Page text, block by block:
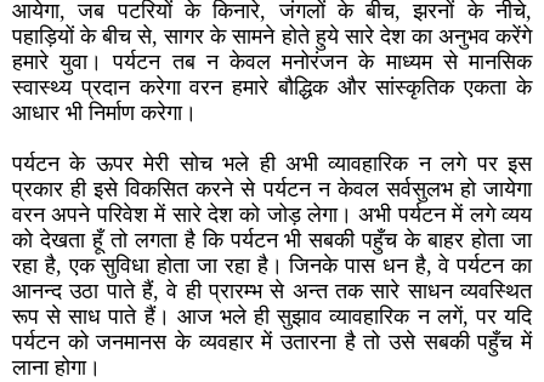
आयेगा, जब पटरियों के किनारे, जंगलों के बीच, झरनों के नीचे,
पहाड़ियों के बीच से, सागर के सामने होते हुये सारे देश का अनुभव करेंगे
हमारे युवा। पर्यटन तब न केवल मनोरंजन के माध्यम से मानसिक
स्वास्थ्य प्रदान करेगा वरन हमारे बौद्धिक और सांस्कृतिक एकता के
आधार भी निर्माण करेगा।
पर्यटन के ऊपर मेरी सोच भले ही अभी व्यावहारिक न लगे पर इस
प्रकार ही इसे विकसित करने से पर्यटन न केवल सर्वसुलभ हो जायेगा
वरन अपने परिवेश में सारे देश को जोड़ लेगा। अभी पर्यटन में लगे व्यय
को देखता हूँ तो लगता है कि पर्यटन भी सबकी पहुँच के बाहर होता जा
रहा है, एक सुविधा होता जा रहा है। जिनके पास धन है, वे पर्यटन का
आनन्द उठा पाते हैं, वे ही प्रारम्भ से अन्त तक सारे साधन व्यवस्थित
रूप से साध पाते हैं। आज भले ही सुझाव व्यावहारिक न लगें, पर यदि
पर्यटन को जनमानस के व्यवहार में उतारना है तो उसे सबकी पहुँच में
लाना होगा।